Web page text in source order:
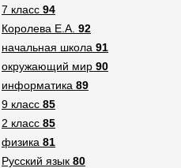
7 класс 94
Королева Е.А. 92
начальная школа 91
окружающий мир 90
информатика 89
9 класс 85
2 класс 85
физика 81
Русский язык 80